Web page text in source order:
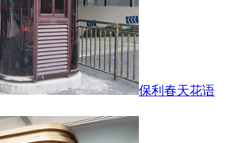
保利春天花语